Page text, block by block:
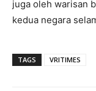
juga oleh warisan
kedua negara
TAGS VRITIMES